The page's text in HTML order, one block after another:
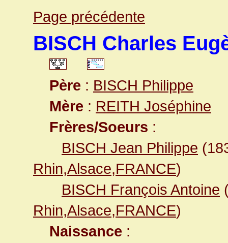
Page précédente
BISCH Charles
Père : BISCH Philippe
Mère : REITH Joséphine
Frères/Soeurs :
BISCH Jean Philippe
Rhin,Alsace,FRANCE)
BISCH François Antoine
Rhin,Alsace,FRANCE)
Naissance :